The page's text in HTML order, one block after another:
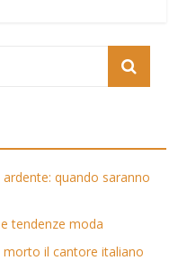
quando saranno
tendenze moda
morto il cantore italiano